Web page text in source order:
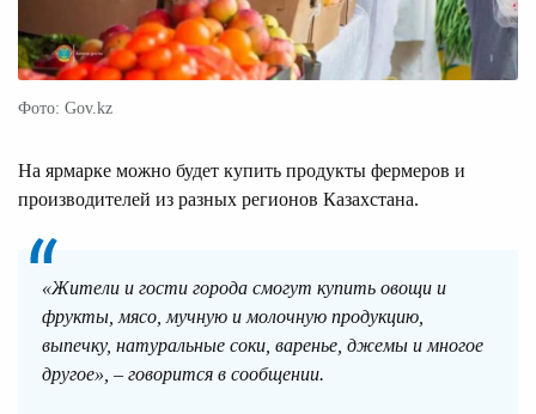
Фото: Gov.kz
На ярмарке можно будет купить продукты фермеров и
производителей из разных регионов Казахстана.
«Жители и гости города смогут купить овощи и
фрукты, мясо, мучную и молочную продукцию,
выпечку, натуральные соки, варенье, джемы и многое
другое», – говорится в сообщении.